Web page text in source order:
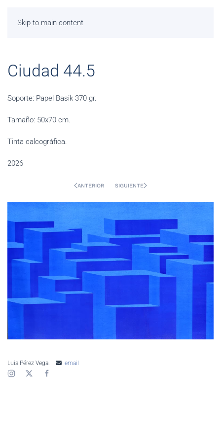
Skip to main content
Ciudad 44.5
Soporte: Papel Basik 370 gr.
Tamaño: 50x70 cm.
Tinta calcográfica.
2026
ANTERIOR SIGUIENTE
Luis Pérez Vega. email